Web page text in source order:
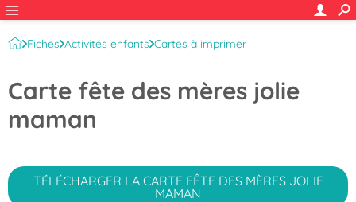
Fiches Activités enfants Cartes à imprimer
Carte fête des mères jolie
maman
TÉLÉCHARGER LA CARTE FÊTE DES MÈRES JOLIE
MAMAN